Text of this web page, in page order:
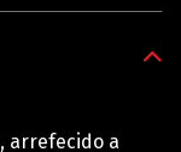
arrefecido a